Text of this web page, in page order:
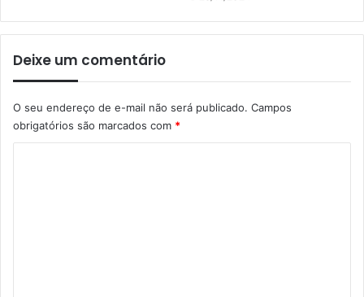
Deixe um comentário
O seu endereço de e-mail não será publicado. Campos
obrigatórios são marcados com *